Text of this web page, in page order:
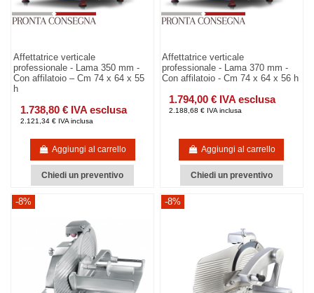
Affettatrice verticale
professionale - Lama 350 mm -
Con affilatoio – Cm 74 x 64 x 55
h
1.738,80 € IVA esclusa
2.121,34 € IVA inclusa
Aggiungi al carrello
Chiedi un preventivo
Affettatrice verticale
professionale - Lama 370 mm -
Con affilatoio - Cm 74 x 64 x 56 h
1.794,00 € IVA esclusa
2.188,68 € IVA inclusa
Aggiungi al carrello
Chiedi un preventivo
-8% -8%